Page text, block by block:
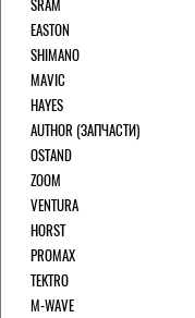
SRAM
EASTON
SHIMANO
MAVIC
HAYES
AUTHOR (ЗАПЧАСТИ)
OSTAND
ZOOM
VENTURA
HORST
PROMAX
TEKTRO
M-WAVE